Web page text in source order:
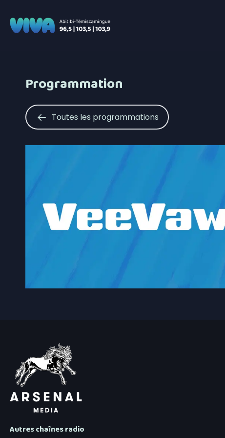
Programmation
Toutes les programmations
Autres chaînes radio